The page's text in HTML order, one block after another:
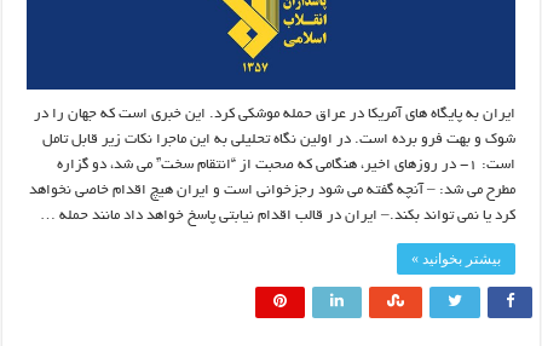
ایران به پایگاه های آمریکا در عراق حمله موشکی کرد. این خبری است که جهان را در
شوک و بهت فرو برده است. در اولین نگاه تحلیلی به این ماجرا نکات زیر قابل تامل
است: ۱- در روزهای اخیر، هنگامی که صحبت از “انتقام سخت” می شد، دو گزاره
مطرح می شد: – آنچه گفته می شود رجزخوانی است و ایران هیچ اقدام خاصی نخواهد
کرد یا نمی تواند بکند.– ایران در قالب اقدام نیابتی پاسخ خواهد داد مانند حمله …
بیشتر بخوانید »